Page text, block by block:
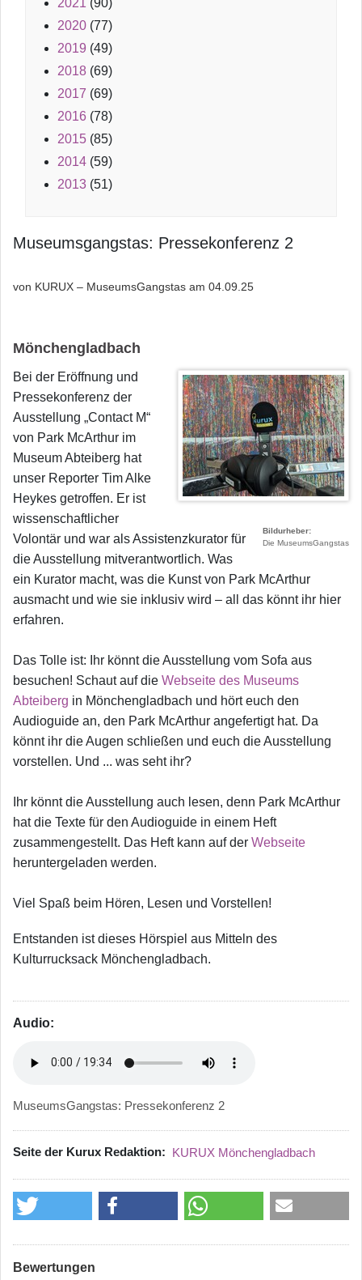
2020 (77)
2019 (49)
2018 (69)
2017 (69)
2016 (78)
2015 (85)
2014 (59)
2013 (51)
Museumsgangstas: Pressekonferenz 2
von KURUX – MuseumsGangstas am 04.09.25
Mönchengladbach
Bildurheber
Die MuseumsGangstas
Bei der Eröffnung und
Pressekonferenz der
Ausstellung „Contact M“
von Park McArthur im
Museum Abteiberg hat
unser Reporter Tim Alke
Heykes getroffen. Er ist
wissenschaftlicher
Volontär und war als Assistenzkurator für
die Ausstellung mitverantwortlich. Was
ein Kurator macht, was die Kunst von Park McArthur
ausmacht und wie sie inklusiv wird – all das könnt ihr hier
erfahren.
Das Tolle ist: Ihr könnt die Ausstellung vom Sofa aus
besuchen! Schaut auf die Webseite des Museums
Abteiberg in Mönchengladbach und hört euch den
Audioguide an, den Park McArthur angefertigt hat. Da
könnt ihr die Augen schließen und euch die Ausstellung
vorstellen. Und ... was seht ihr?
Ihr könnt die Ausstellung auch lesen, denn Park McArthur
hat die Texte für den Audioguide in einem Heft
zusammengestellt. Das Heft kann auf der Webseite
heruntergeladen werden.
Viel Spaß beim Hören, Lesen und Vorstellen!
Entstanden ist dieses Hörspiel aus Mitteln des
Kulturrucksack Mönchengladbach.
Audio:
MuseumsGangstas: Pressekonferenz 2
Seite der Kurux Redaktion KURUX Mönchengladbach
Bewertungen